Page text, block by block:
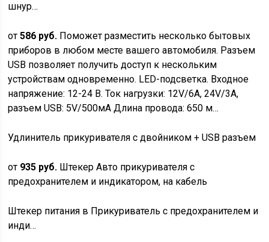
шнур…
от586 руб. Поможет разместить несколько бытовых
приборов в любом месте вашего автомобиля. Разъем
USB позволяет получить доступ к нескольким
устройствам одновременно. LED-подсветка. Входное
напряжение: 12-24 В. Ток нагрузки: 12V/6A, 24V/3А,
разъем USB: 5V/500мА Длина провода: 650 м…
Удлинитель прикуривателя с двойником + USB разъем
от 935 руб. Штекер Авто прикуривателя с
предохранителем и индикатором, на кабель
Штекер питания в Прикуриватель с предохранителем и
инди…